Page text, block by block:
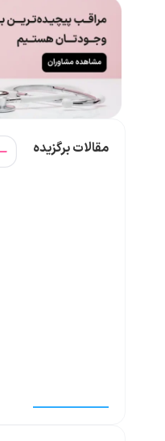
مقالات برگزیده